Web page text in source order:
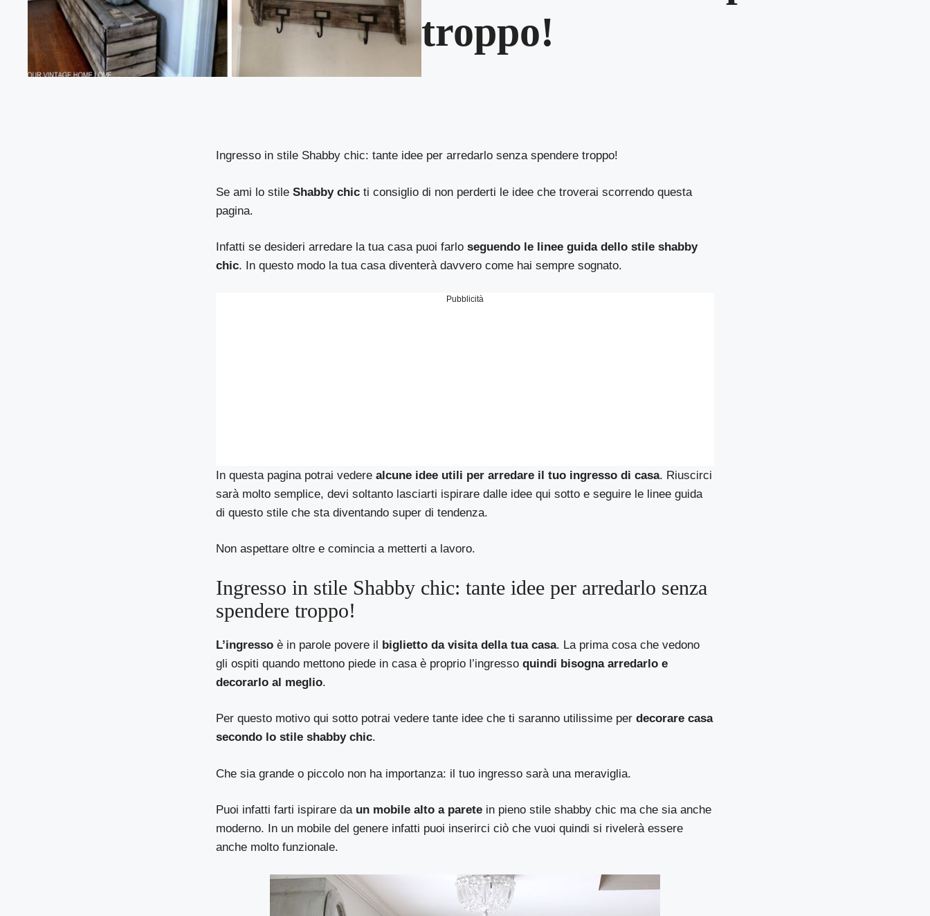
troppo!
Ingresso in stile Shabby chic: tante idee per arredarlo senza spendere troppo!
Se ami lo stileShabby chic ti consiglio di non perderti le idee che troverai scorrendo questa
pagina.
Infatti se desideri arredare la tua casa puoi farlo seguendo le linee guida dello stile shabby
chic. In questo modo la tua casa diventerà davvero come hai sempre sognato.
Pubblicità
In questa pagina potrai vedere alcune idee utili per arredare il tuo ingresso di casa. Riuscirci
sarà molto semplice, devi soltanto lasciarti ispirare dalle idee qui sotto e seguire le linee guida
di questo stile che sta diventando super di tendenza.
Non aspettare oltre e comincia a metterti a lavoro.
Ingresso in stile Shabby chic: tante idee per arredarlo senza
spendere troppo!
L’ingresso è in parole povere il biglietto da visita della tua casa. La prima cosa che vedono
gli ospiti quando mettono piede in casa è proprio l’ingressoquindi bisogna arredarlo e
decorarlo al meglio.
Per questo motivo qui sotto potrai vedere tante idee che ti saranno utilissime perdecorare casa
secondo lo stile shabby chic.
Che sia grande o piccolo non ha importanza: il tuo ingresso sarà una meraviglia.
Puoi infatti farti ispirare da un mobile alto a parete in pieno stile shabby chic ma che sia anche
moderno. In un mobile del genere infatti puoi inserirci ciò che vuoi quindi si rivelerà essere
anche molto funzionale.